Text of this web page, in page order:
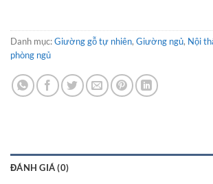
Danh mục:Giường gỗ tự nhiên, Giường ngủ, Nội
phòng ngủ
ĐÁNH GIÁ (0)